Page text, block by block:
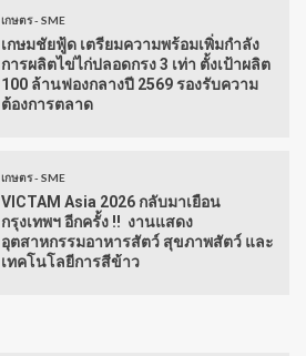
เกษตร - SME
เกษมชัยฟู้ด เตรียมความพร้อมเพิ่มกำลัง
การผลิตไข่ไก่ปลอดกรง 3 เท่า ตั้งเป้าผลิต
100 ล้านฟองกลางปี 2569 รองรับความ
ต้องการตลาด
เกษตร - SME
VICTAM Asia 2026 กลับมาเยือน
กรุงเทพฯ อีกครั้ง !! งานแสดง
อุตสาหกรรมอาหารสัตว์ สุขภาพสัตว์ และ
เทคโนโลยีการสีข้าว